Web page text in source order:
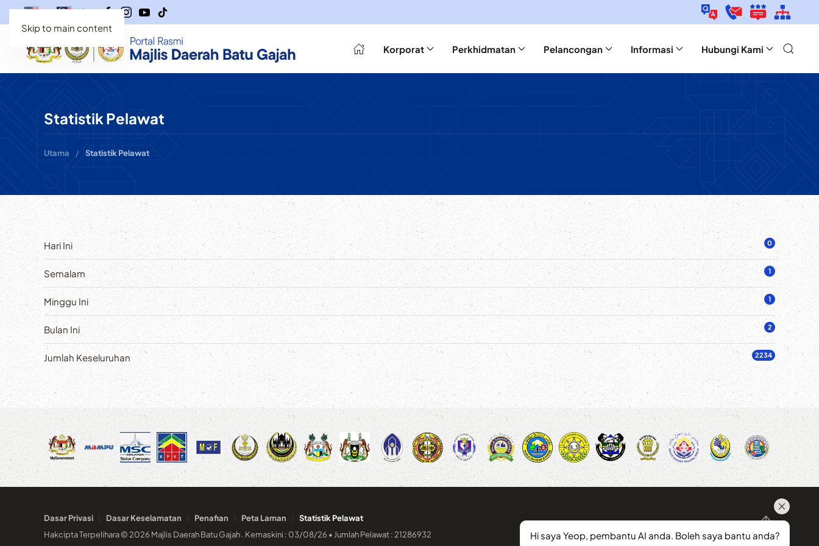
Skip to main content
EN MS
Korporat Perkhidmatan Pelancongan Informasi Hubungi Kami
Statistik Pelawat
Utama Statistik Pelawat
Hari Ini 0
Semalam 1
Minggu Ini 1
Bulan Ini 2
Jumlah Keseluruhan 2234
Dasar Privasi Dasar Keselamatan Penafian Peta Laman
Statistik Pelawat
Hakcipta Terpelihara © 2026 Majlis Daerah Batu Gajah . Kemaskini : 03/08/26 • Jumlah Pelawat : 21286932
Hi saya Yeop, pembantu AI anda. Boleh saya bantu anda?